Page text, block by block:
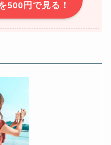
500円で見る！